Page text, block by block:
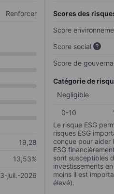
Renforcer
19,28
13,53%
juil.-2026
Scores des
Score
Score social
Score de
Catégorie de
Negligible
0-10
Le risque ESG
risques ESG
conçue pour aider
ESG
sont susceptibles
investissements
moins il est
élevé).